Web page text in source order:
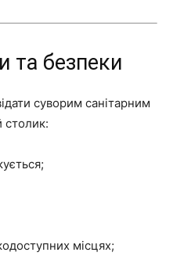
та безпеки
суворим санітарним
місцях;